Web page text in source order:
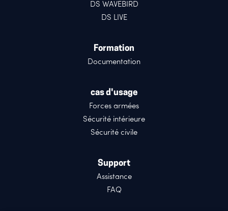
DS WAVEBIRD
DS LIVE
Formation
Documentation
cas d'usage
Forces armées
Sécurité intérieure
Sécurité civile
Support
Assistance
FAQ